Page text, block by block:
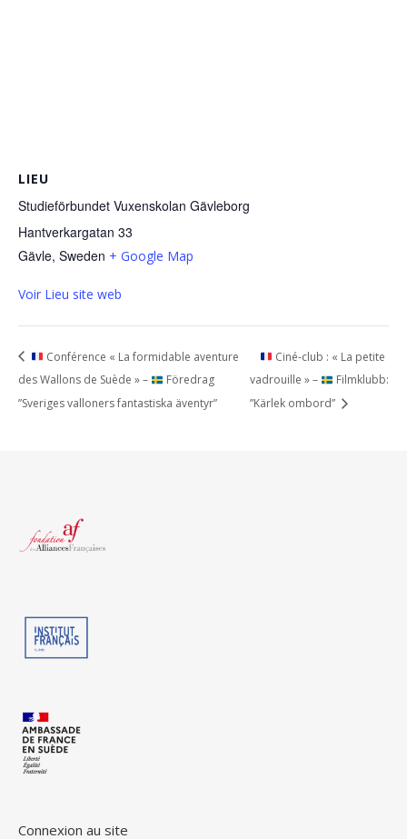
LIEU
Studieförbundet Vuxenskolan Gävleborg
Hantverkargatan 33
Gävle, Sweden + Google Map
Voir Lieu site web
Conférence « La formidable aventure
des Wallons de Suède » –
Föredrag
”Sveriges valloners fantastiska äventyr”
Ciné-club : « La petite
vadrouille » –
Filmklubb:
”Kärlek ombord”
Connexion au site